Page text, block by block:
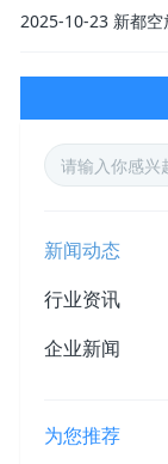
2025-10-23 新都空
新闻动态
行业资讯
企业新闻
为您推荐